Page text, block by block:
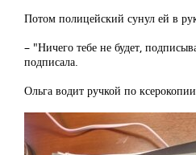
Потом полицейский сунул ей в
– "Ничего тебе не будет,
подписала.
Ольга водит ручкой по